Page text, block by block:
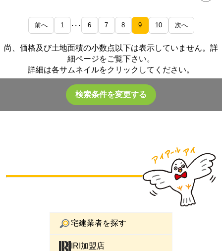
前へ 1 ･･･ 6 7 8 9 10 次へ
尚、価格及び土地面積の小数点以下は表示していません。詳
細ページをご覧下さい。
詳細は各サムネイルをクリックしてください。
検索条件を変更する
宅建業者を探す
IRI加盟店